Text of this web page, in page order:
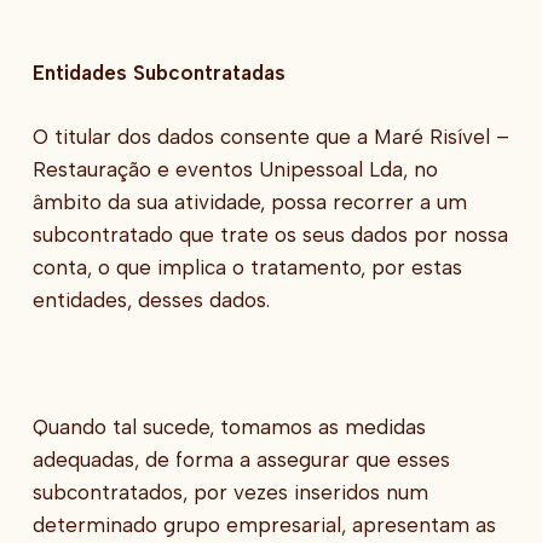
Entidades Subcontratadas
O titular dos dados consente que a Maré Risível –
Restauração e eventos Unipessoal Lda, no
âmbito da sua atividade, possa recorrer a um
subcontratado que trate os seus dados por nossa
conta, o que implica o tratamento, por estas
entidades, desses dados.
Quando tal sucede, tomamos as medidas
adequadas, de forma a assegurar que esses
subcontratados, por vezes inseridos num
determinado grupo empresarial, apresentam as